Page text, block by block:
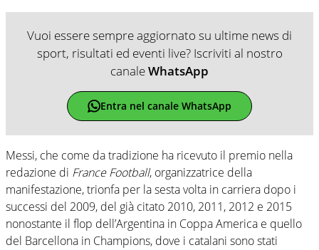
Vuoi essere sempre aggiornato su ultime news di
sport, risultati ed eventi live? Iscriviti al nostro
canaleWhatsApp
Entra nel canale WhatsApp
Messi, che come da tradizione ha ricevuto il premio nella
redazione di France Football, organizzatrice della
manifestazione, trionfa per la sesta volta in carriera dopo i
successi del 2009, del già citato 2010, 2011, 2012 e 2015
nonostante il flop dell’Argentina in Coppa America e quello
del Barcellona in Champions, dove i catalani sono stati